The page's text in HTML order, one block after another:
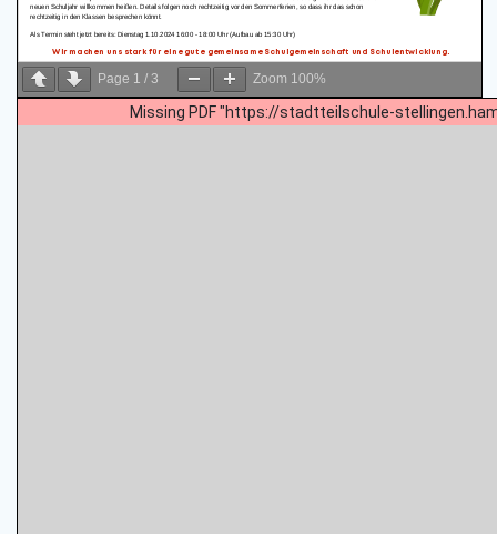
Page 1 / 3 Zoom 100%
Missing PDF "https://stadtteilschule-